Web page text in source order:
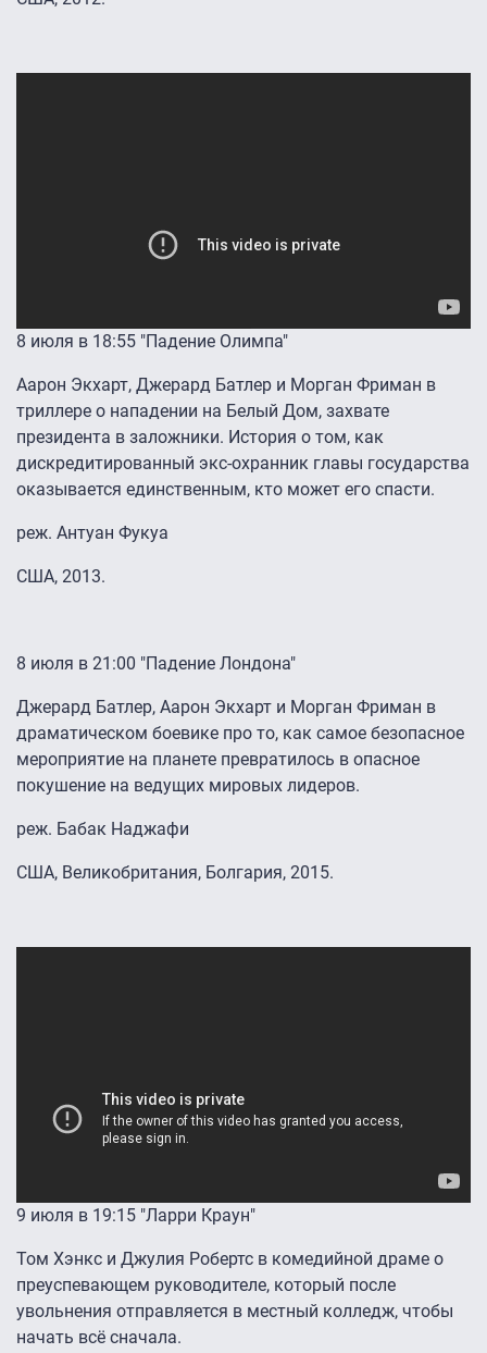
8 июля в 18:55 "Падение Олимпа"
Аарон Экхарт, Джерард Батлер и Морган Фриман в
триллере о нападении на Белый Дом, захвате
президента в заложники. История о том, как
дискредитированный экс-охранник главы государства
оказывается единственным, кто может его спасти.
реж. Антуан Фукуа
США, 2013.
8 июля в 21:00 "Падение Лондона"
Джерард Батлер, Аарон Экхарт и Морган Фриман в
драматическом боевике про то, как самое безопасное
мероприятие на планете превратилось в опасное
покушение на ведущих мировых лидеров.
реж. Бабак Наджафи
США, Великобритания, Болгария, 2015.
9 июля в 19:15 "Ларри Краун"
Том Хэнкс и Джулия Робертс в комедийной драме о
преуспевающем руководителе, который после
увольнения отправляется в местный колледж, чтобы
начать всё сначала.